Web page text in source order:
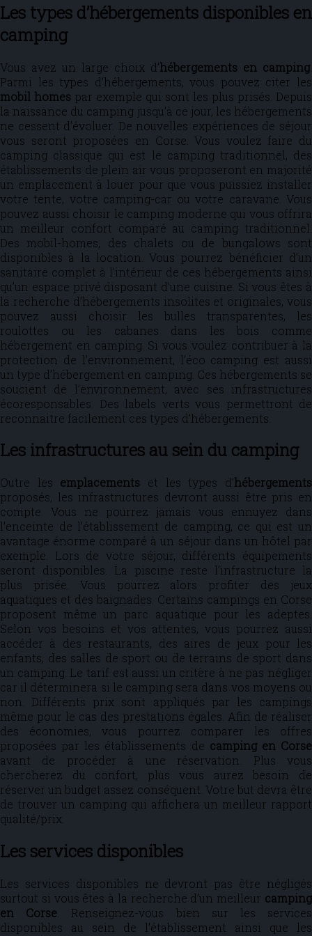
Les types d’hébergements disponibles en
camping
Vous avez un large choix d’hébergements en camping.
Parmi les types d’hébergements, vous pouvez citer les
mobil homes par exemple qui sont les plus prisés. Depuis
la naissance du camping jusqu’à ce jour, les hébergements
ne cessent d’évoluer. De nouvelles expériences de séjour
vous seront proposées en Corse. Vous voulez faire du
camping classique qui est le camping traditionnel, des
établissements de plein air vous proposeront en majorité
un emplacement à louer pour que vous puissiez installer
votre tente, votre camping-car ou votre caravane. Vous
pouvez aussi choisir le camping moderne qui vous offrira
un meilleur confort comparé au camping traditionnel.
Des mobil-homes, des chalets ou de bungalows sont
disponibles à la location. Vous pourrez bénéficier d’un
sanitaire complet à l’intérieur de ces hébergements ainsi
qu’un espace privé disposant d’une cuisine. Si vous êtes à
la recherche d’hébergements insolites et originales, vous
pouvez aussi choisir les bulles transparentes, les
roulottes ou les cabanes dans les bois comme
hébergement en camping. Si vous voulez contribuer à la
protection de l’environnement, l’éco camping est aussi
un type d’hébergement en camping. Ces hébergements se
soucient de l’environnement, avec ses infrastructures
écoresponsables. Des labels verts vous permettront de
reconnaitre facilement ces types d’hébergements.
Les infrastructures au sein du camping
Outre les emplacements et les types d’hébergements
proposés, les infrastructures devront aussi être pris en
compte. Vous ne pourrez jamais vous ennuyez dans
l’enceinte de l’établissement de camping, ce qui est un
avantage énorme comparé à un séjour dans un hôtel par
exemple. Lors de votre séjour, différents équipements
seront disponibles. La piscine reste l’infrastructure la
plus prisée. Vous pourrez alors profiter des jeux
aquatiques et des baignades. Certains campings en Corse
proposent même un parc aquatique pour les adeptes.
Selon vos besoins et vos attentes, vous pourrez aussi
accéder à des restaurants, des aires de jeux pour les
enfants, des salles de sport ou de terrains de sport dans
un camping. Le tarif est aussi un critère à ne pas négliger
car il déterminera si le camping sera dans vos moyens ou
non. Différents prix sont appliqués par les campings
même pour le cas des prestations égales. Afin de réaliser
des économies, vous pourrez comparer les offres
proposées par les établissements de camping en Corse
avant de procéder à une réservation. Plus vous
chercherez du confort, plus vous aurez besoin de
réserver un budget assez conséquent. Votre but devra être
de trouver un camping qui affichera un meilleur rapport
qualité/prix.
Les services disponibles
Les services disponibles ne devront pas être négligés
surtout si vous êtes à la recherche d’un meilleur camping
en Corse . Renseignez-vous bien sur les services
disponibles au sein de l’établissement ainsi que les